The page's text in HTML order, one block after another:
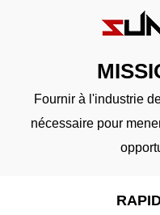
Fournir à l'industrie
nécessaire pour